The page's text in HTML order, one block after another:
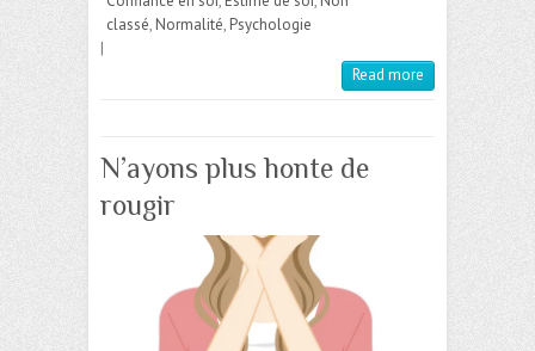
classé, Normalité, Psychologie
|
Read more
N’ayons plus honte de
rougir